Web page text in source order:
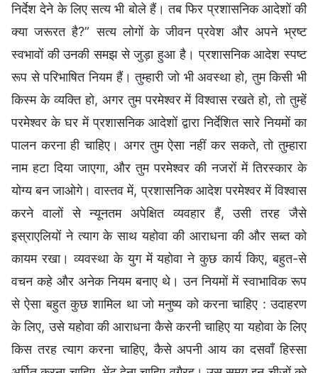
निर्देश देने के लिए सत्य भी बोले हैं। तब फिर प्रशासनिक आदेशों की
क्‍या जरूरत है?” सत्‍य लोगों के जीवन प्रवेश और अपने भ्रष्‍ट
स्‍वभावों की उनकी समझ से जुड़ा हुआ है। प्रशासनिक आदेश स्‍पष्‍ट
रूप से परिभा‍षित नियम हैं। तुम्हारी जो भी अवस्‍था हो, तुम किसी भी
किस्म के व्‍यक्ति हो, अगर तुम परमेश्वर में विश्‍वास रखते हो, तो तुम्हें
परमेश्वर के घर में प्रशासनिक आदेशों द्वारा निर्देशित सारे नियमों का
पालन करना ही चाहिए। अगर तुम ऐसा नहीं कर सकते, तो तुम्हारा
नाम हटा दिया जाएगा, और तुम परमेश्वर की नजरों में तिरस्‍कार के
योग्‍य बन जाओगे। वास्‍तव में, प्रशासनिक आदेश परमेश्वर में विश्‍वास
करने वालों से न्‍यूनतम अपेक्षित व्यवहार हैं, उसी तरह जैसे
इस्राएलियों ने त्याग के साथ यहोवा की आराधना की और सब्त को
कायम रखा। व्‍यवस्‍था के युग में यहोवा ने कुछ कार्य किए, बहुत-से
वचन कहे और अनेक नियम बनाए थे। उन नियमों में स्वाभाविक रूप
से ऐसा बहुत कुछ शामिल था जो मनुष्‍य को करना चाहिए : उदाहरण
के लिए, उसे यहोवा की आराधना कैसे करनी चाहिए या यहोवा के लिए
किस तरह त्याग करना चाहिए, कैसे अपनी आय का दसवाँ हिस्‍सा